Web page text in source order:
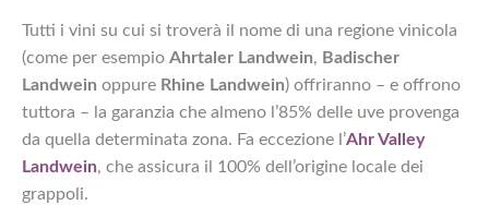
Tutti i vini su cui si troverà il nome di una regione vinicola
(come per esempio Ahrtaler Landwein, Badischer
Landwein oppure Rhine Landwein) offriranno – e offrono
tuttora – la garanzia che almeno l’85% delle uve provenga
da quella determinata zona. Fa eccezione l’Ahr Valley
Landwein, che assicura il 100% dell’origine locale dei
grappoli.